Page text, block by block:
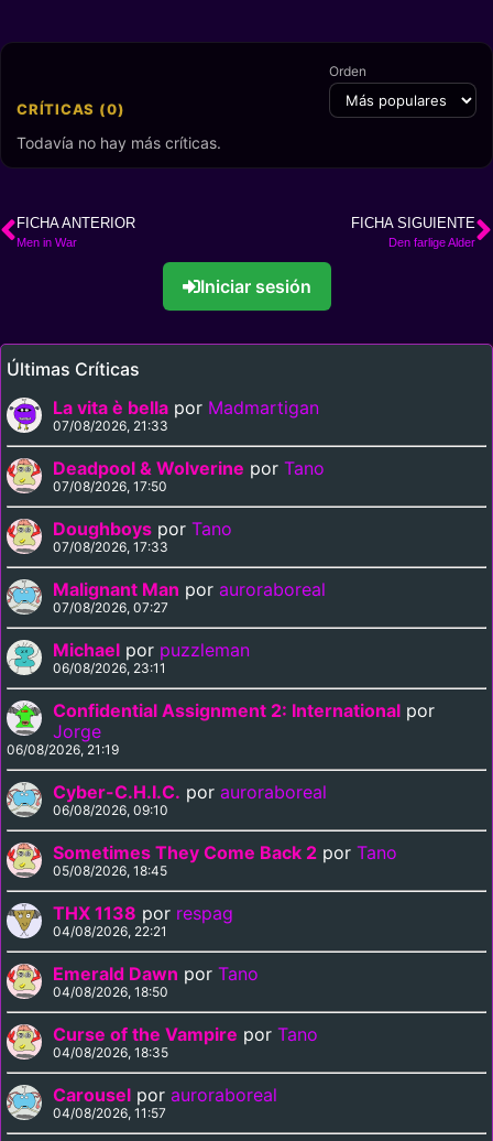
CRÍTICAS (0)
Orden
Todavía no hay más críticas.
FICHA ANTERIOR
Men in War
FICHA SIGUIENTE
Den farlige Alder
Iniciar sesión
Últimas Críticas
La vita è bella por Madmartigan
07/08/2026, 21:33
Deadpool & Wolverine por Tano
07/08/2026, 17:50
Doughboys por Tano
07/08/2026, 17:33
Malignant Man por auroraboreal
07/08/2026, 07:27
Michael por puzzleman
06/08/2026, 23:11
Confidential Assignment 2: International por
Jorge
06/08/2026, 21:19
Cyber-C.H.I.C. por auroraboreal
06/08/2026, 09:10
Sometimes They Come Back 2 por Tano
05/08/2026, 18:45
THX 1138 por respag
04/08/2026, 22:21
Emerald Dawn por Tano
04/08/2026, 18:50
Curse of the Vampire por Tano
04/08/2026, 18:35
Carousel por auroraboreal
04/08/2026, 11:57